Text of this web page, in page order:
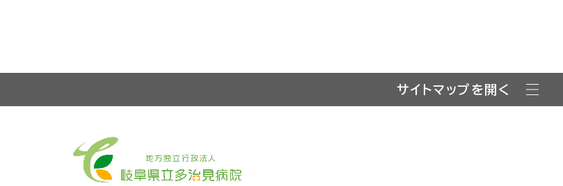
サイトマップを開く